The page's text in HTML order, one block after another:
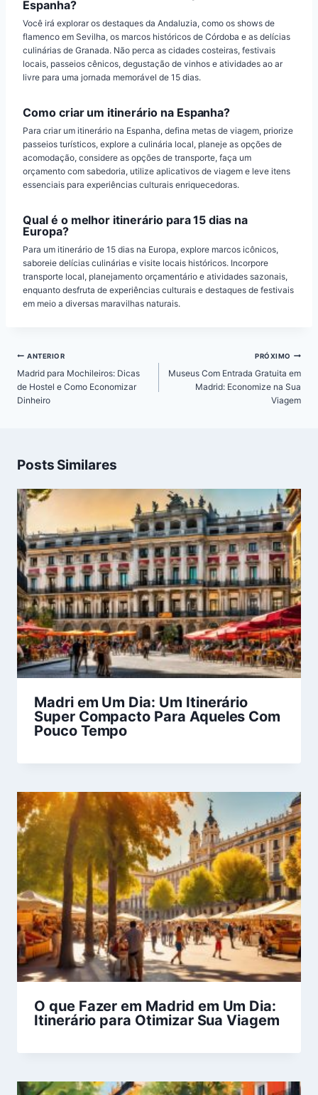
Espanha?
Você irá explorar os destaques da Andaluzia, como os shows de
flamenco em Sevilha, os marcos históricos de Córdoba e as delícias
culinárias de Granada. Não perca as cidades costeiras, festivais
locais, passeios cênicos, degustação de vinhos e atividades ao ar
livre para uma jornada memorável de 15 dias.
Como criar um itinerário na Espanha?
Para criar um itinerário na Espanha, defina metas de viagem, priorize
passeios turísticos, explore a culinária local, planeje as opções de
acomodação, considere as opções de transporte, faça um
orçamento com sabedoria, utilize aplicativos de viagem e leve itens
essenciais para experiências culturais enriquecedoras.
Qual é o melhor itinerário para 15 dias na
Europa?
Para um itinerário de 15 dias na Europa, explore marcos icônicos,
saboreie delícias culinárias e visite locais históricos. Incorpore
transporte local, planejamento orçamentário e atividades sazonais,
enquanto desfruta de experiências culturais e destaques de festivais
em meio a diversas maravilhas naturais.
Navegação
de
Post
ANTERIOR
Madrid para Mochileiros: Dicas
de Hostel e Como Economizar
Dinheiro
PRÓXIMO
Museus Com Entrada Gratuita em
Madrid: Economize na Sua
Viagem
Posts Similares
Madri em Um Dia: Um Itinerário
Super Compacto Para Aqueles Com
Pouco Tempo
O que Fazer em Madrid em Um Dia:
Itinerário para Otimizar Sua Viagem